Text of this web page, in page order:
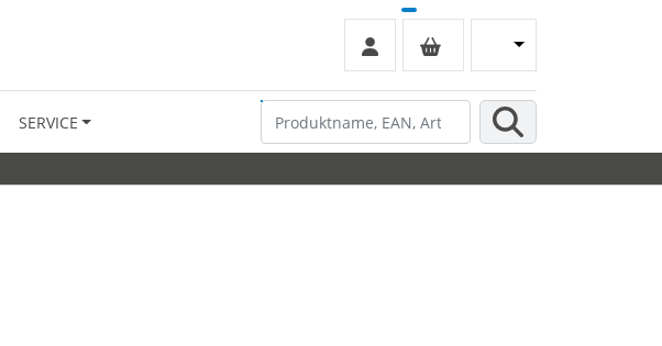
SERVICE